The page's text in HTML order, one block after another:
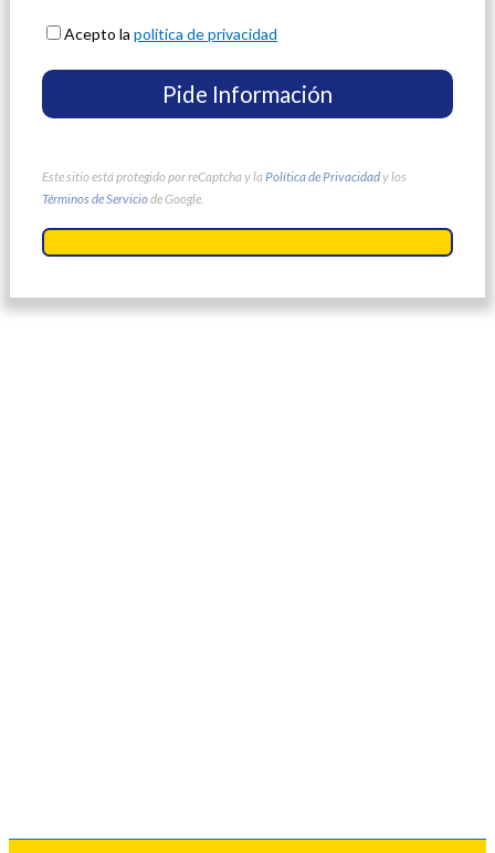
Acepto lapolítica de privacidad
Este sitio está protegido por reCaptcha y la Política de Privacidady los
Términos de Serviciode Google.